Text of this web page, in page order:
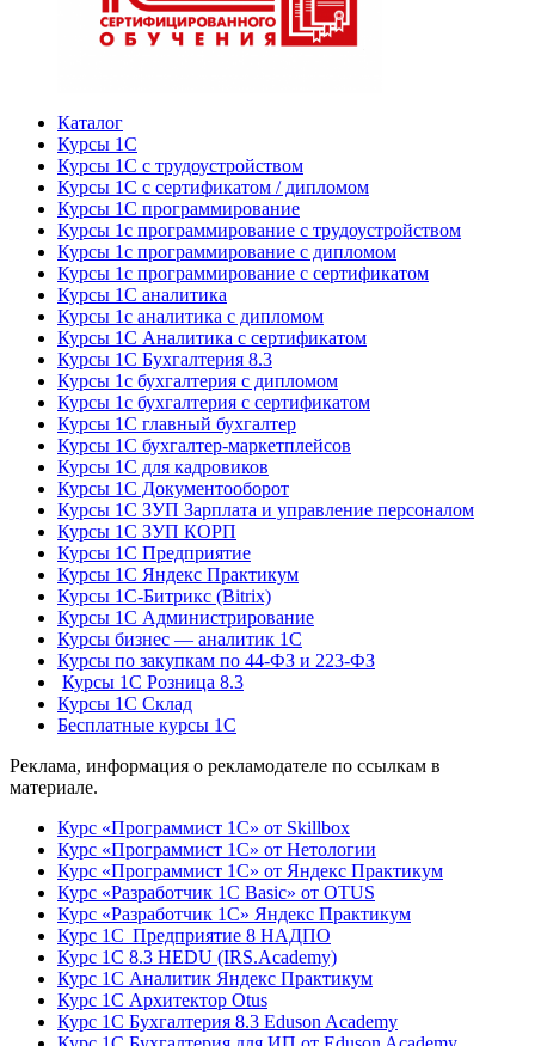
Каталог
Курсы 1С
Курсы 1С с трудоустройством
Курсы 1С с сертификатом / дипломом
Курсы 1С программирование
Курсы 1с программирование с трудоустройством
Курсы 1с программирование с дипломом
Курсы 1с программирование с сертификатом
Курсы 1С аналитика
Курсы 1с аналитика с дипломом
Курсы 1С Аналитика с сертификатом
Курсы 1С Бухгалтерия 8.3
Курсы 1с бухгалтерия с дипломом
Курсы 1с бухгалтерия с сертификатом
Курсы 1С главный бухгалтер
Курсы 1С бухгалтер-маркетплейсов
Курсы 1С для кадровиков
Курсы 1С Документооборот
Курсы 1С ЗУП Зарплата и управление персоналом
Курсы 1С ЗУП КОРП
Курсы 1С Предприятие
Курсы 1С Яндекс Практикум
Курсы 1С-Битрикс (Bitrix)
Курсы 1С Администрирование
Курсы бизнес — аналитик 1С
Курсы по закупкам по 44‑ФЗ и 223‑ФЗ
Курсы 1С Розница 8.3
Курсы 1С Склад
Бесплатные курсы 1С
Реклама, информация о рекламодателе по ссылкам в
материале.
Курс «Программист 1С» от Skillbox
Курс «Программист 1С» от Нетологии
Курс «Программист 1С» от Яндекс Практикум
Курс «Разработчик 1С Basic» от OTUS
Курс «Разработчик 1С» Яндекс Практикум
Курс 1С Предприятие 8 НАДПО
Курс 1С 8.3 HEDU (IRS.Academy)
Курс 1С Аналитик Яндекс Практикум
Курс 1С Архитектор Otus
Курс 1С Бухгалтерия 8.3 Eduson Academy